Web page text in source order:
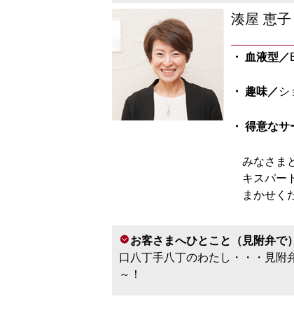
湊屋 恵子
・ 血液型／
・ 趣味／シ
・ 得意なサ
みなさま
キスパー
まかせく
お客さまへひとこと（見附弁で）
口八丁手八丁のわたし・・・見附
～！